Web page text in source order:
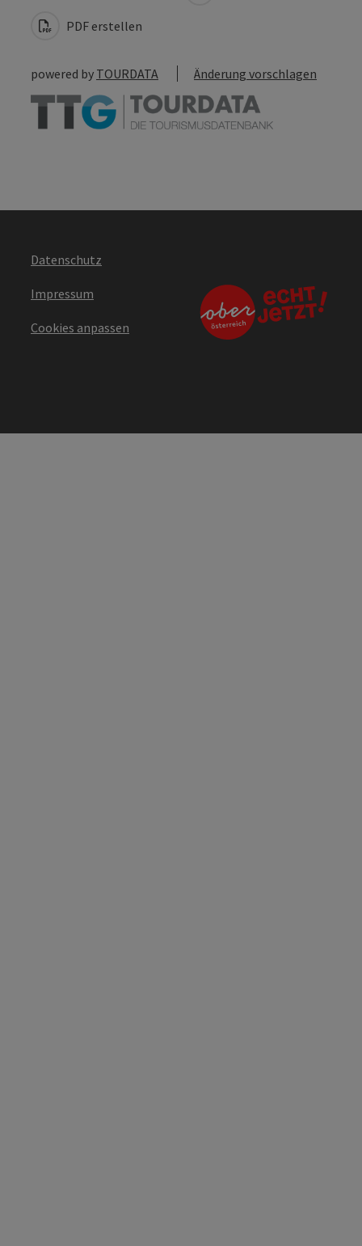
PDF erstellen
powered by TOURDATA Änderung vorschlagen
Datenschutz
Impressum
Cookies anpassen